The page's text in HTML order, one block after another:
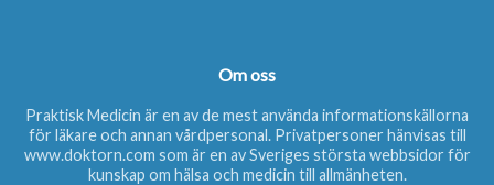
Om oss
Praktisk Medicin är en av de mest använda informationskällorna
för läkare och annan vårdpersonal. Privatpersoner hänvisas till
www.doktorn.com som är en av Sveriges största webbsidor för
kunskap om hälsa och medicin till allmänheten.